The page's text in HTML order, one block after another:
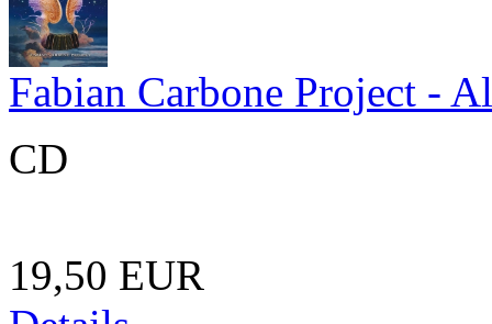
Fabian Carbone Project -
CD
19,50 EUR